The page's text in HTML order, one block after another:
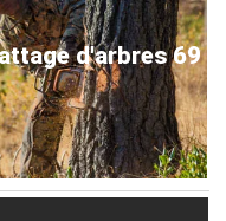
d'arbres 69